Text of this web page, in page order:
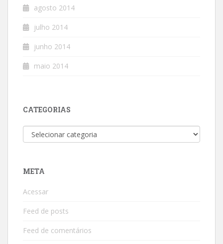
agosto 2014
julho 2014
junho 2014
maio 2014
CATEGORIAS
Categorias
META
Acessar
Feed de posts
Feed de comentários